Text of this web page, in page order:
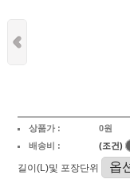
상품가 :
0원
배송비 :
(조건)
길이(L)및 포장단위